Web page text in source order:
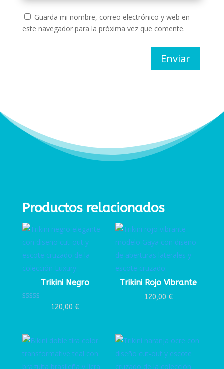
Guarda mi nombre, correo electrónico y web en
este navegador para la próxima vez que comente.
Enviar
Productos relacionados
Trikini Negro
Valorado con120,00 €
Trikini Rojo Vibrante
120,00 €